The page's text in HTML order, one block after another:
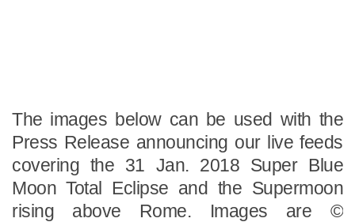
The images below can be used with the
Press Release announcing our live feeds
covering the 31 Jan. 2018 Super Blue
Moon Total Eclipse and the Supermoon
rising above Rome. Images are ©